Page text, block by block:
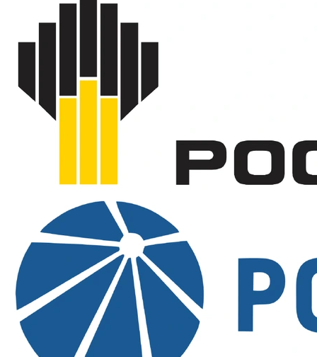
отгрузка в день заказа, доставка по всей России. Работаем с
предоставим. Консультация: 8 (495) 128-01-36.
Сертификаты пока не прикреплены к карточке
Предоставим сертификаты, декларации и
подтверждающие документы по запросу.
по Москве, регионам России и СНГ
Самовывоз:возможен со склада по согласованию с
менеджером.
Оплата:безналичный расчет для юридических лиц,
счет и закрывающие документы.
Отзывы покупателей
Для данного товара пока нет отзывов. Вы можете
оставить первый отзыв, он появится после
модерации.